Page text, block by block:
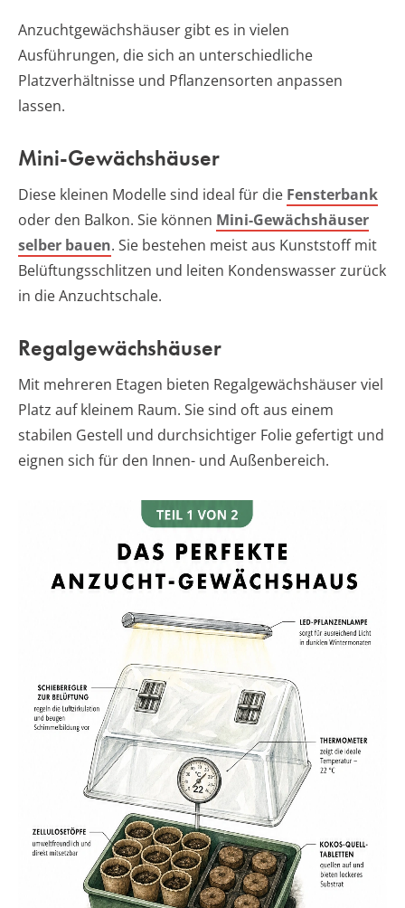
Anzuchtgewächshäuser gibt es in vielen
Ausführungen, die sich an unterschiedliche
Platzverhältnisse und Pflanzensorten anpassen
lassen.
Mini-Gewächshäuser
Diese kleinen Modelle sind ideal für die Fensterbank
oder den Balkon. Sie können Mini-Gewächshäuser
selber bauen. Sie bestehen meist aus Kunststoff mit
Belüftungsschlitzen und leiten Kondenswasser zurück
in die Anzuchtschale.
Regalgewächshäuser
Mit mehreren Etagen bieten Regalgewächshäuser viel
Platz auf kleinem Raum. Sie sind oft aus einem
stabilen Gestell und durchsichtiger Folie gefertigt und
eignen sich für den Innen- und Außenbereich.